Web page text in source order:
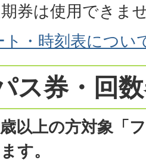
券は使用できま
・時刻表につい
ス券・回
以上の方対象「
す。